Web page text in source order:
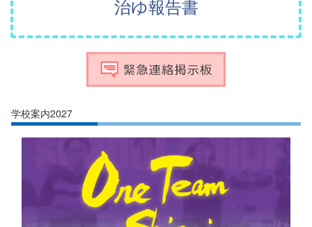
治ゆ報告書
学校案内2027